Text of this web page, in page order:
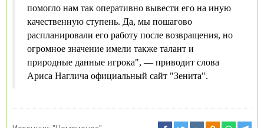
помогло нам так оперативно вывести его на иную
качественную ступень. Да, мы пошагово
распланировали его работу после возвращения, но
огромное значение имели также талант и
природные данные игрока", — приводит слова
Ариса Наглича официальный сайт "Зенита".